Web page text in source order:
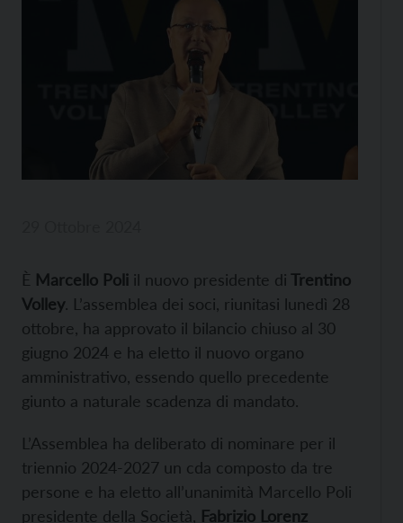
È Marcello Poli il nuovo presidente di Trentino
Volley. L’assemblea dei soci, riunitasi lunedì 28
ottobre, ha approvato il bilancio chiuso al 30
giugno 2024 e ha eletto il nuovo organo
amministrativo, essendo quello precedente
giunto a naturale scadenza di mandato.
L’Assemblea ha deliberato di nominare per il
triennio 2024-2027 un cda composto da tre
persone e ha eletto all’unanimità Marcello Poli
presidente della Società, Fabrizio Lorenz